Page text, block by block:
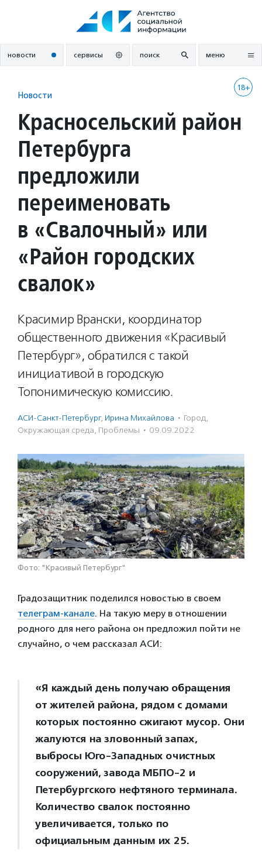
новости сервисы поиск меню
18+
Новости
Красносельский район
Петербурга
предложили
переименовать
в «Свалочный» или
«Район городских
свалок»
Красимир Врански, координатор
общественного движения «Красивый
Петербург», обратился с такой
инициативой в городскую
Топонимическую комиссию.
АСИ-Санкт-Петербург, Ирина Михайлова · Город,
Окружающая среда, Проблемы · 09.09.2022
Фото: "Красивый Петербург"
Градозащитник поделился новостью в своем
телеграм-канале. На такую меру в отношении
родного для него района он предложил пойти не
случайно, о чем рассказал АСИ:
«Я каждый день получаю обращения
от жителей района, рядом с домами
которых постоянно сжигают мусор. Они
жалуются на зловонный запах,
выбросы Юго-Западных очистных
сооружений, завода МБПО-2 и
Петербургского нефтяного терминала.
Количество свалок постоянно
увеличивается, только по
официальным данным их 25.